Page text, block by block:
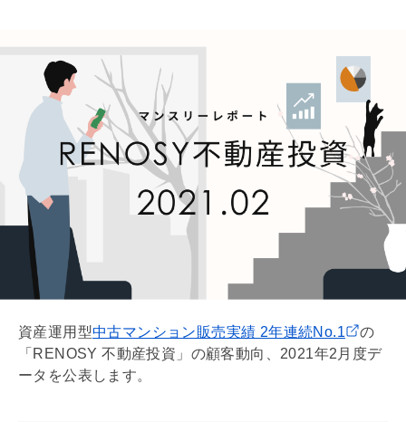
資産運用型中古マンション販売実績 2年連続No.1
の
「RENOSY 不動産投資」の顧客動向、2021年2月度デ
ータを公表します。